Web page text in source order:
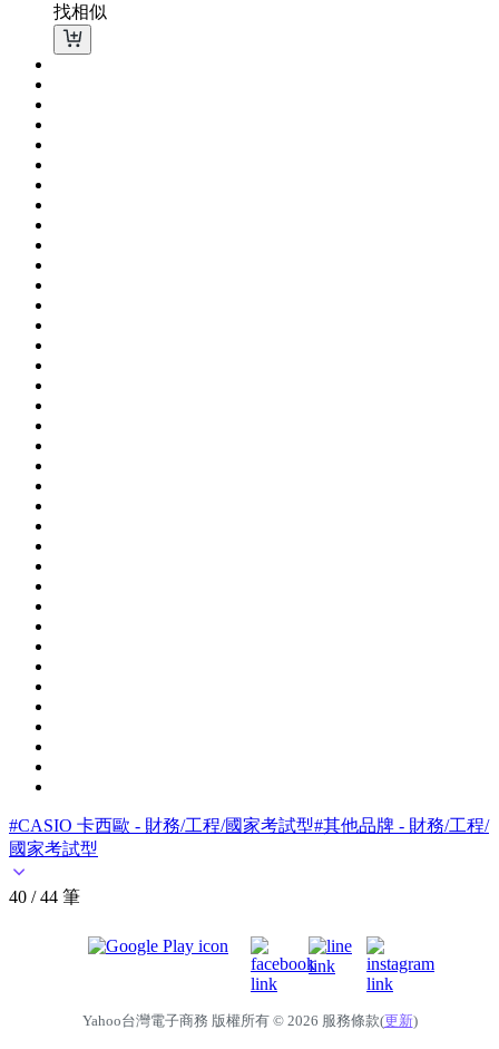
找相似
#CASIO 卡西歐 - 財務/工程/國家考試型#其他品牌 - 財務/工程/
國家考試型
40 / 44 筆
Yahoo台灣電子商務 版權所有 © 2026 服務條款(更新)